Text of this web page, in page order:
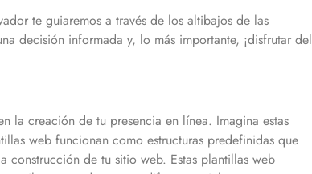
te guiaremos a través de los altibajos de las
decisión informada y, lo más importante, ¡disfrutar del
la creación de tu presencia en línea. Imagina estas
web funcionan como estructuras predefinidas que
construcción de tu sitio web. Estas plantillas web